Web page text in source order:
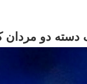
دسته دو